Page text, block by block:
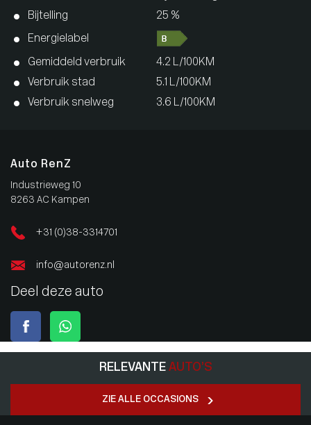
Bijtelling
25 %
Energielabel
Gemiddeld verbruik
4.2 L/100KM
Verbruik stad
5.1 L/100KM
Verbruik snelweg
3.6 L/100KM
Auto RenZ
Industrieweg 10
8263 AC Kampen
+31 (0)38-3314701
info@autorenz.nl
Deel deze auto
RELEVANTE AUTO’S
ZIE ALLE OCCASIONS